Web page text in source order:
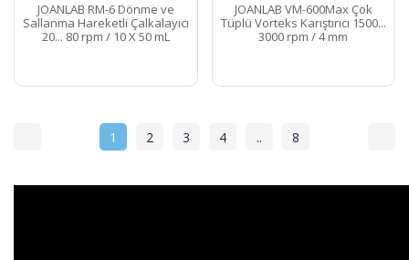
JOANLAB RM-6 Dönme ve
Sallanma Hareketli Çalkalayıcı
20... 80 rpm / 10 X 50 mL
JOANLAB VM-600Max Çok
Tüplü Vorteks Karıştırıcı 1500...
3000 rpm / 4 mm
1 2 3 4 .. 8